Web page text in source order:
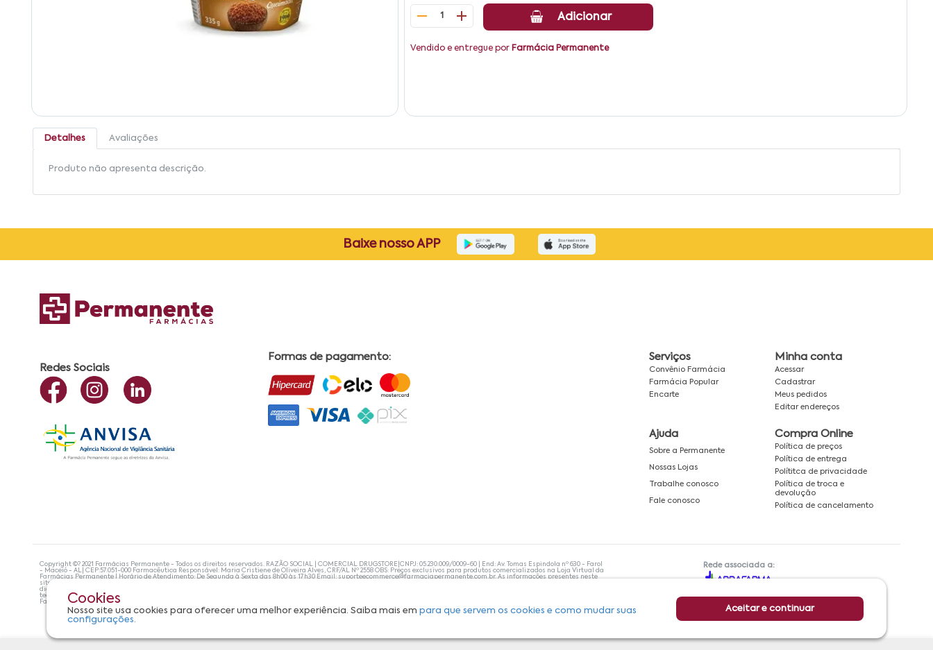
1 Adicionar
Vendido e entregue por Farmácia Permanente
Detalhes Avaliações
Produto não apresenta descrição.
Cookies
Nosso site usa cookies para oferecer uma melhor experiência. Saiba mais empara que servem os cookies e como mudar suas
configurações.
Aceitar e continuar
Baixe nosso APP
Redes Sociais
Formas de pagamento: Serviços
Convênio Farmácia
Farmácia Popular
Encarte
Minha conta
Acessar
Cadastrar
Meus pedidos
Editar endereços
Ajuda
Sobre a Permanente
Nossas Lojas
Trabalhe conosco
Fale conosco
Compra Online
Política de preços
Política de entrega
Polítitca de privacidade
Política de troca e
devolução
Política de cancelamento
Copyright ©? 2021 Farmácias Permanente - Todos os direitos reservados. RAZÃO SOCIAL | COMERCIAL DRUGSTORE|CNPJ: 05.230.009/0009-60 | End: Av. Tomas Espindola nº 630 - Farol
- Maceió - AL| CEP:57.051-000 Farmacêutica Responsável: Maria Cristiene de Oliveira Alves, CRF/AL Nº 2558 OBS: Preços exclusivos para produtos comercializados na Loja Virtual da
Farmácias Permanente | Horário de Atendimento: De Segunda à Sexta das 8h00 às 17h30 Email: suporteecommerce@farmaciapermanente.com.br. As informações presentes neste
site não devem ser utilizadas para automedicação e, de forma alguma, substituem as orientações de um profissional da área médica. Apenas o médico está capacitado para
diagnosticar problemas de saúde e prescrever o tratamento adequado. Se os sintomas persistirem, um médico deve ser consultado. A Farmácia Permanente trabalha com as
tecnologias mais avançadas de proteção de dados, para que você possa realizar suas compras com tranquilidade. A privacidade e a segurança dos clientes são compromissos da
Farmácias Permanente. Todos os pedidos efetuados estão sujeitos à confirmação da disponibilidade de produto em nosso estoque.
Rede associada a: